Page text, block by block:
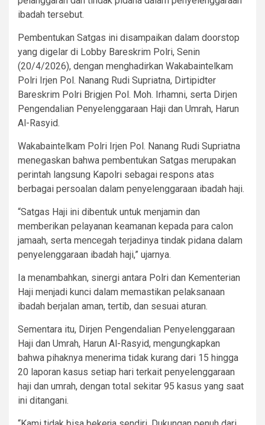
ibadah tersebut.
Pembentukan Satgas ini disampaikan dalam doorstop
yang digelar di Lobby Bareskrim Polri, Senin
(20/4/2026), dengan menghadirkan Wakabaintelkam
Polri Irjen Pol. Nanang Rudi Supriatna, Dirtipidter
Bareskrim Polri Brigjen Pol. Moh. Irhamni, serta Dirjen
Pengendalian Penyelenggaraan Haji dan Umrah, Harun
Al-Rasyid.
Wakabaintelkam Polri Irjen Pol. Nanang Rudi Supriatna
menegaskan bahwa pembentukan Satgas merupakan
perintah langsung Kapolri sebagai respons atas
berbagai persoalan dalam penyelenggaraan ibadah haji.
“Satgas Haji ini dibentuk untuk menjamin dan
memberikan pelayanan keamanan kepada para calon
jamaah, serta mencegah terjadinya tindak pidana dalam
penyelenggaraan ibadah haji,” ujarnya.
Ia menambahkan, sinergi antara Polri dan Kementerian
Haji menjadi kunci dalam memastikan pelaksanaan
ibadah berjalan aman, tertib, dan sesuai aturan.
Sementara itu, Dirjen Pengendalian Penyelenggaraan
Haji dan Umrah, Harun Al-Rasyid, mengungkapkan
bahwa pihaknya menerima tidak kurang dari 15 hingga
20 laporan kasus setiap hari terkait penyelenggaraan
haji dan umrah, dengan total sekitar 95 kasus yang saat
ini ditangani.